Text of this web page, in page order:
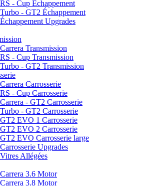
- Cup Échappement
- GT2 Échappement
Upgrades
Transmission
- Cup Transmission
- GT2 Transmission
Carrosserie
- Cup Carrosserie
- GT2 Carrosserie
- GT2 Carrosserie
EVO 1 Carrosserie
EVO 2 Carrosserie
EVO Carrosserie large
Upgrades
Allégées
3.6 Motor
3.8 Motor